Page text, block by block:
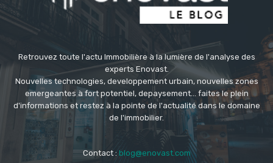
Retrouvez toute l'actu Immobilière à la lumière de l'analyse des
experts Enovast.
Nouvelles technologies, developpement urbain, nouvelles zones
emergeantes à fort potentiel, depaysement... faites le plein
d'informations et restez à la pointe de l'actualité dans le domaine
de l'immobilier.
Contact : blog@enovast.com